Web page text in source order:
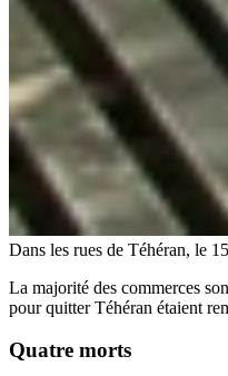
Dans les rues de Téhéran, le
La majorité des commerces
pour quitter Téhéran étaient
Quatre morts